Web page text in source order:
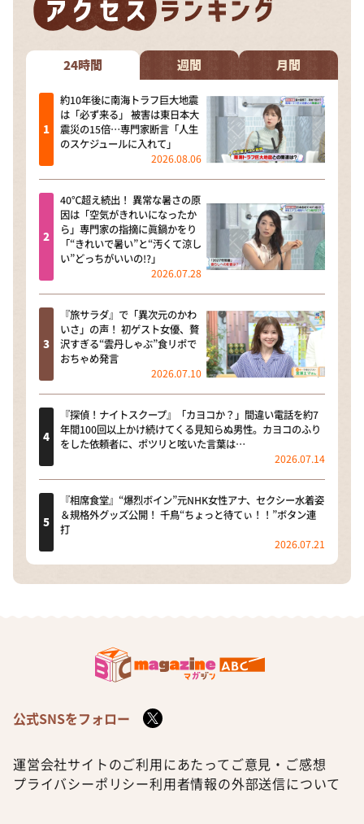
24時間 週間 月間
約10年後に南海トラフ巨大地震
は「必ず来る」 被害は東日本大
震災の15倍…専門家断言「人生
のスケジュールに入れて」
2026.08.06
40℃超え続出！ 異常な暑さの原
因は「空気がきれいになったか
ら」専門家の指摘に眞鍋かをり
「“きれいで暑い”と“汚くて涼し
い”どっちがいいの!?」
2026.07.28
『旅サラダ』で「異次元のかわ
いさ」の声！ 初ゲスト女優、贅
沢すぎる“雲丹しゃぶ”食リポで
おちゃめ発言
2026.07.10
『探偵！ナイトスクープ』「カヨコか？」間違い電話を約7
年間100回以上かけ続けてくる見知らぬ男性。カヨコのふり
をした依頼者に、ポツリと呟いた言葉は…
2026.07.14
『相席食堂』“爆烈ボイン”元NHK女性アナ、セクシー水着姿
＆規格外グッズ公開！ 千鳥“ちょっと待てぃ！！”ボタン連
打
2026.07.21
公式SNSをフォロー
運営会社サイトのご利用にあたって ご意見・ご感想
プライバシーポリシー利用者情報の外部送信について